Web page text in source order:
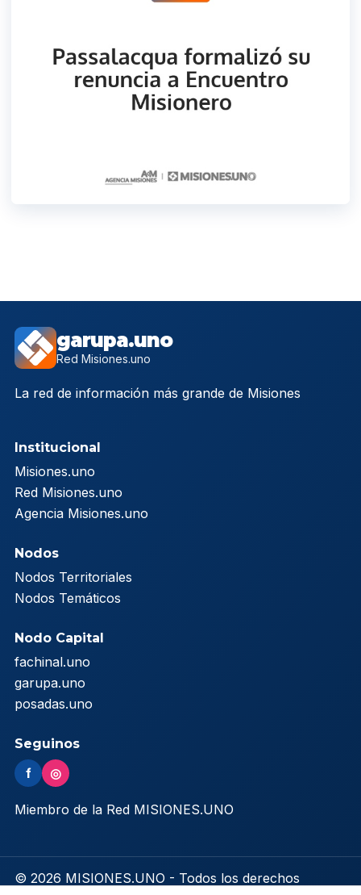
garupa.uno
Red Misiones.uno
La red de información más grande de Misiones
Institucional
Misiones.uno
Red Misiones.uno
Agencia Misiones.uno
Nodos
Nodos Territoriales
Nodos Temáticos
Nodo Capital
fachinal.uno
garupa.uno
posadas.uno
Seguinos
f ◎
Miembro de la Red MISIONES.UNO
© 2026 MISIONES.UNO - Todos los derechos